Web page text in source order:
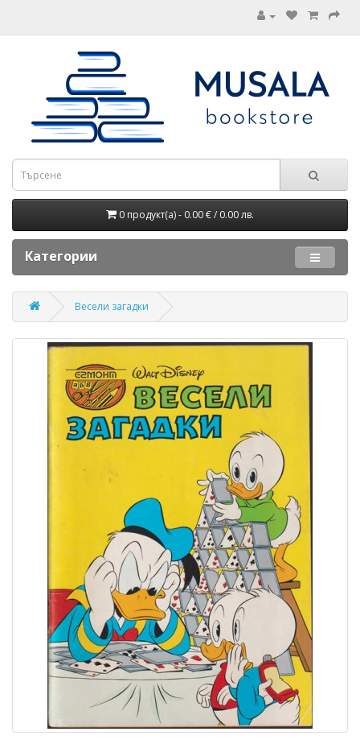
0 продукт(а) - 0.00 € / 0.00 лв.
Категории
Весели загадки